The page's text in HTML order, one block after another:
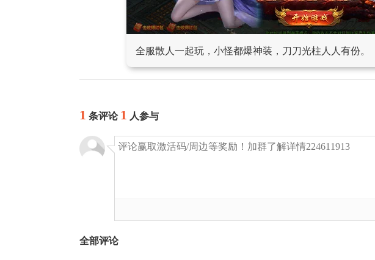
全服散人一起玩，小怪都爆神装，刀刀光柱人人有份。
1 条评论 1 人参与
全部评论